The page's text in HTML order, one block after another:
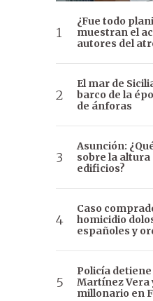
¿Fue todo
muestran el
autores del
El mar de
barco de la
de ánforas
Asunción:
sobre la
edificios?
Caso
homicidio
españoles y
Policía
Martínez Vera
millonario en